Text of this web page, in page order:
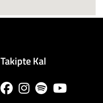
Takipte Kal